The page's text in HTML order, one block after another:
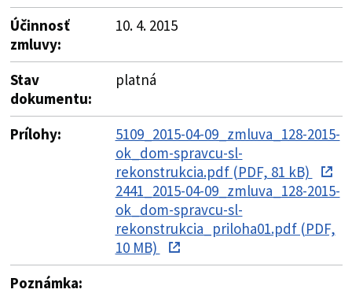
Účinnosť
zmluvy:
10. 4. 2015
Stav
dokumentu:
platná
Prílohy:
5109_2015-04-09_zmluva_128-2015-
ok_dom-spravcu-sl-
rekonstrukcia.pdf (PDF, 81 kB)
2441_2015-04-09_zmluva_128-2015-
ok_dom-spravcu-sl-
rekonstrukcia_priloha01.pdf (PDF,
10 MB)
Poznámka: